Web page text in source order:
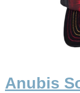
Anubis